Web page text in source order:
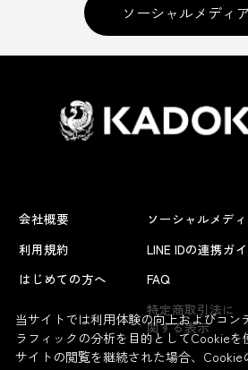
ソーシャルメディ
会社概要
利用規約
はじめての方へ
ソーシャルメデ
LINE IDの連携ガ
FAQ
特定商取引法に
関する表示
当サイトでは利用体験の向上およびコン
ラフィックの分析を目的としてCookie
サイトの閲覧を継続された場合、Cookie